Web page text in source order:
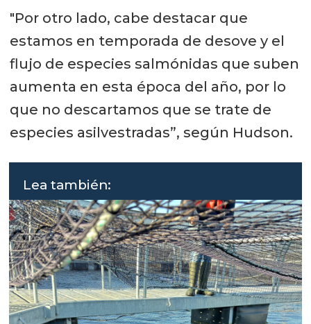
"Por otro lado, cabe destacar que
estamos en temporada de desove y el
flujo de especies salmónidas que suben
aumenta en esta época del año, por lo
que no descartamos que se trate de
especies asilvestradas”, según Hudson.
Lea también: